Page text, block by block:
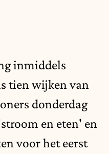
inmiddels
tien wijken van
donderdag
en eten' en
voor het eerst